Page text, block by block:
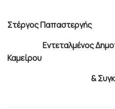
Στέργος Παπαστεργής
Εντεταλμένος
Καμείρου
&